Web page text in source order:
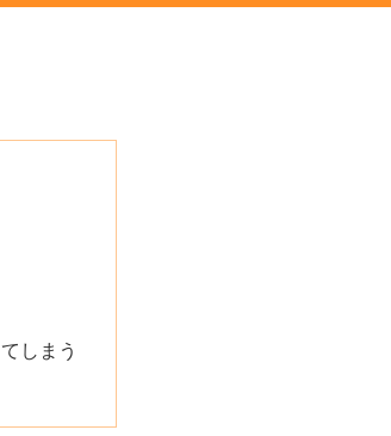
しまう